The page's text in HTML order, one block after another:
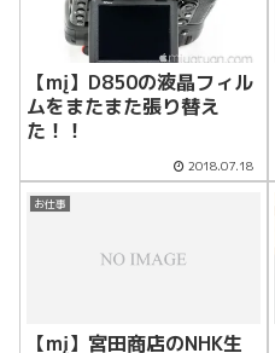
【mį】D850の液晶フィル
ムをまたまた張り替え
た！！
2018.07.18
お仕事
【mį】宮田商店のNHK生